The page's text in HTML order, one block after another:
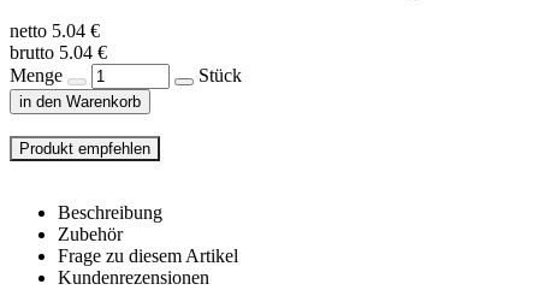
netto 5.04 €
brutto 5.04 €
Menge
Stück
in den Warenkorb
Beschreibung
Zubehör
Frage zu diesem Artikel
Kundenrezensionen